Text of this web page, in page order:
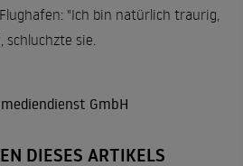
"Ich bin natürlich traurig,
schluchzte sie.
GmbH
DIESES ARTIKELS